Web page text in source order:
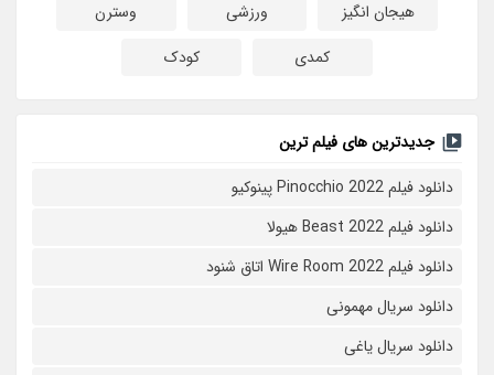
هیجان انگیز
ورزشی
وسترن
کمدی
کودک
جدیدترین های فیلم ترین
دانلود فیلم Pinocchio 2022 پینوکیو
دانلود فیلم Beast 2022 هیولا
دانلود فیلم Wire Room 2022 اتاق شنود
دانلود سریال مهمونی
دانلود سریال یاغی